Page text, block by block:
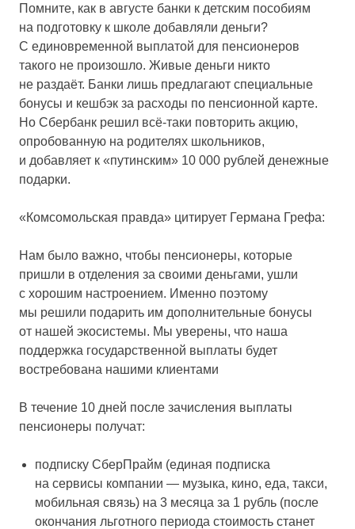
Помните, как в августе банки к детским пособиям
на подготовку к школе добавляли деньги?
С единовременной выплатой для пенсионеров
такого не произошло. Живые деньги никто
не раздаёт. Банки лишь предлагают специальные
бонусы и кешбэк за расходы по пенсионной карте.
Но Сбербанк решил всё-таки повторить акцию,
опробованную на родителях школьников,
и добавляет к «путинским» 10 000 рублей денежные
подарки.
«Комсомольская правда» цитирует Германа Грефа:
Нам было важно, чтобы пенсионеры, которые
пришли в отделения за своими деньгами, ушли
с хорошим настроением. Именно поэтому
мы решили подарить им дополнительные бонусы
от нашей экосистемы. Мы уверены, что наша
поддержка государственной выплаты будет
востребована нашими клиентами
В течение 10 дней после зачисления выплаты
пенсионеры получат:
подписку СберПрайм (единая подписка
на сервисы компании — музыка, кино, еда, такси,
мобильная связь) на 3 месяца за 1 рубль (после
окончания льготного периода стоимость станет